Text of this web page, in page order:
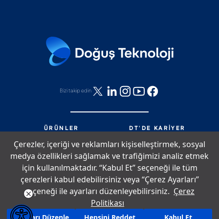
Çerezler, içeriği ve reklamları kişiselleştirmek, sosyal
medya özellikleri sağlamak ve trafiğimizi analiz etmek
için kullanılmaktadır. “Kabul Et” seçeneği ile tüm
çerezleri kabul edebilirsiniz veya “Çerez Ayarları”
seçeneği ile ayarları düzenleyebilirsiniz. Çerez
Politikası
Bizi takip edin
ÜRÜNLER
DT'DE KARIYER
HIZMETLER
DT'DE NELER OLUYOR?
PARTNERLIK
BIZE ULAŞIN
DT'DE YAŞAM
SITE HARITASI
Copyright © 2026 Doğuş Teknoloji. Tüm hakları saklıdır.
Çerez PolitikasıBilgi Toplumu Hizmetleri Aydınlatma Metni